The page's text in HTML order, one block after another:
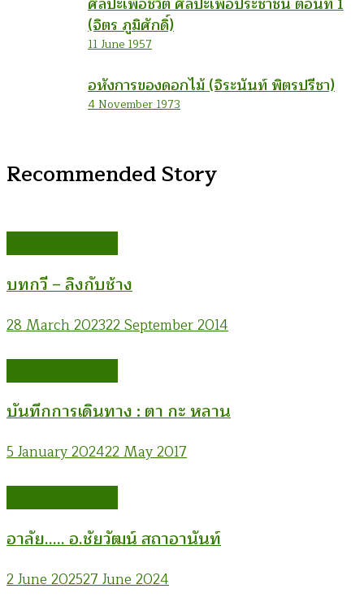
(จิตร ภูมิศักดิ์)
11 June 1957
อหังการของดอกไม้ (จิระนันท์ พิตรปรีชา)
4 November 1973
Recommended Story
บทกวี – ลิงกับช้าง
28 March 202322 September 2014
บันทึกการเดินทาง : ตา กะ หลาน
5 January 202422 May 2017
อาลัย….. อ.ชัยวัฒน์ สถาอานันท์
2 June 202527 June 2024